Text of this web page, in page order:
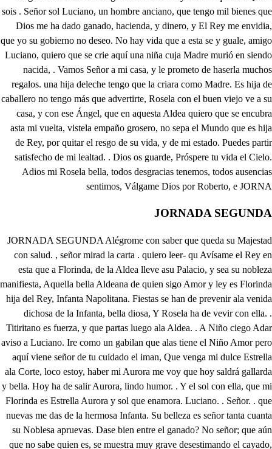
JORNADA SEGUNDA
JORNADA SEGUNDA Alégrome con saber que queda su Majestad con salud. , señor mirad la carta . quiero leer- qu Avísame el Rey en esta que a Florinda, de la Aldea lleve asu Palacio, y sea su nobleza manifiesta, Aquella bella Aldeana de quien sigo Amor y ley es Florinda hija del Rey, Infanta Napolitana. Fiestas se han de prevenir ala venida dichosa de la Infanta, bella diosa, Y Rosela ha de vevir con ella. . Titiritano es fuerza, y que partas luego ala Aldea. . A Niño ciego Adar aviso a Luciano. Ire como un gabilan que alas tiene el Niño Amor pero aquí viene señor de tu cuidado el iman, Que venga mi dulce Estrella ala Corte, loco estoy, haber mi Aurora me voy que hoy saldrá gallarda y bella. Hoy ha de salir Aurora, lindo humor. . Y el sol con ella, que mi Florinda es Estrella Aurora y sol que enamora. Luciano. . Señor. . que nuevas me das de la hermosa Infanta. Su belleza es señor tanta cuanta su Noblesa apruevas. Dase bien entre el ganado? No señor; que aún que no sabe quien es, se muestra muy grave desestimando el cayado, que sus manos de Cristal envidia dan ala Nieve y ella amirar no se atreve su hermosura sin igual. Pues el nácar de sus labios y su alabastrino cuello representan al Sol bello, y aún le causan mil agravios y con aquesta hermosura mezclada con la nobleza, aún que quiebro la cabeza siempre la Corte procura, Esta intención es la suia; Cielos por ella me muero. . Yo por Rosela y yo quiero que mi Hemeneo se concluia, Que gusta poco la Infanta de habitar en el Aldea y la y la Corte en fin desea? Eso mi señor me espanta, que con ser allá criada y cuasi también nacida, en su trato y en su vida siempre la Ciudad le agrada. Adonde Real sangre está, aún que muy oculta sea, no estima Monte, ni Aldea, que a su natural se va. Luciano, su Majestad manda que la Infanta bella claro Sol, luciente Estrella, traigamos a la Ciudad. Temprano será, Luciano, que aunque fiestas ha de haber todo en breve puede ser. Señor eso está en tu mano, y cuando fueres servido tu voluntad cumpliré, pronpro atu gusto estaré, Presto será prevenido, Clenardo a las fiestas dad orden, y Titiritano se partirá con Luciano, Venturoso me llamad todos cuantos escuderos despreciados por mendigos tenéis de Cupido abrigos Hárpagos como embusteros. Luciano, venid comigo, que tengo que hablar con vos de parte (.) Clenardo a Dios, Id con Dios, Luciano amigo Titiritano, tú has visto la hermosa Infanta? (.) Señor vila cuando era menor: Como el contento resisto, Alegrías salid a fuera, y no os queráis encubrir pues mi amor ha de subir a tan luminosa esfera: Pero socorredme Cielos que como es hija de Rey no está sujeta a la ley del Amor, que los desuelos del subir del tosco arado a estado tan superior, puede olvidarse el Amor con la altives del estado. Florindaes, el Sol señor, qué idólatras, y que adoras? adonde de sus Auroras concibiste tanto Amor? En traje de lauradora, en la ribera del Mar vi Titiritano estar este Sol que me enamora. Confieso que estoy rendido a su hermosa gentileza, a su divina belleza, y antes que Pebo atrevido con rayos bellos esmalte el piélago Neptunino, quiero seguir el camino del Aldea. . No le falte, que es mujer, correspondencia, después, señor, que se vea fuera de su humilde Aldea, ya con la Real preminencia. Pues qué haré, Titititano, que por ella peno y muero? El segurarla primero, porque en la Corte es en vano, que como se viere en silla, adonde arrima el gibado la córcoba, es excusado porqu porque entonces no se humilla y si tu Padre supiere que los dos tenéis amor ha de sser mucho peot, Vamos y hazlo que yo hiciere. Vive Dios que antes que llege Ala Corte, he de robarla, y otro no ha de enamorarla, que atanto mi Amor seatreve, Titititano de aquí a la Aldea nos partamos. También tengo Amores vamos que quiza esperan por my, no se cuando he de gozar de mi Rosela querida Ay Florinda de mi vida como me haces desterrar. Ya me contemplo abrazado de Rosela, y me contemplo de favorecido ejemplo, lo? estimado y regalado, Partamos Titiritano, Criados, voy prevenir. Contigo quiero parair aún que le falte a Luciano. d zoguano m Deja esos vanos deseos y ese pensamiento loco, no estimes el traje en poco por cortésanos empleos, y sivillana naciste que te agrada la Ciudad? deja tanta liviandad. En qué liviandad me viste? déjame madre seguir el estilo que me agrada, de la Corte. (. ja mí me enfada el ver que allá quieras ir, Algún día querrá el Cielo hija que a la Corte vamos. Ese intento consigamos sino te causa desuelo, y dime quien fue mi Padre que quiero a el imitra? y si soy hija del mar cómo te llaman mi Madre? En el Mar naciste amiga, y en él tu madre murio. Que no eres mi Madre. . No, si quieres verdad te diga. Quién son mis Padres me cuenta, y en hablar no tardes mucho, Hose un poco. . Ya te escucho cuenta todo! . Estame atenta, Tu Padre noble Florinda, es Rey de Nápoles bella p y sobrino del de Escocia, hijo de su hermana misma, Desterole el Rey su tío de sus estados, por ciertas causas, que sabrás de espacio, y en una Nave ligera pasa el Mar, y anuestro puerto con próspero viento llega casó con tu Madre Arnalda por valentía y nobleza, y por llevar la victoria en unas públicas fiestas. Tu Avuelo el Rey len dio el Reino en que Reinaba, y apenas un año le rige cuando de Escocia le vienen nuevas de la falta de su Rey, por cartas de la Princesa que despojada del Reino ausente y triste se queja, demandando su favor contra una tirana fuerza. Hace Hace tu padre animoso una Armada fuerte y buena, para conquistar a Escocia concruda y sangrienta gerra Tu madre viendo su esposo resuelto, y con tal presteza para partir, ya se ofrece, y con brío ánimo y fuerza intenta pasar a Escocia y ayudarle en tal empresa, Pónese en orden la gente, tremólanse las banderas, Parte el ejército belico, y el Mar entrando izan velas hiba tu infelice Madre ya con la barriga llena cerca de los nueve Meses, y entrando en la Mar soberbia le dan dolores (Ay Cielos) dos largas horas la aprietan, cuando te parió, Florinda, quedando ya cuasi muerta. En blanca Holanda te envuelvo mantillas de fina seda y las Naves hacen salva viendo nacida su Reina. y en tanto rumor de gusto, con un supiro se queda tu bella Madre sin Alma y el cuerpo difunto en tierra, ínchese la Nao deluto, sentimiento el Aire muestra, el claro Sol se escurece. y el Mar sus ondas sosiega, Oh frecimosla a las aguas en una caja bien hecha, y hacia tierra navegando o llegamos en breve haberla. Y acercándose las Naves salimos en esta arena o19 tu Padre y yo, tú en mis brazos, llenos de angullias y penas. Aquí me dejo ha doce años en aquesta umilde Aldea, adonde cual madre propia te he criado Infanta bella, en hábito de villana como tu Padre me ordena. Ya es tiempo hermosa Florinda que dejes la umilde jerga, y en casa del Rey tu Padre vistas Púrpuras y Telas. Válgame el Divino Cielo en fin que no eres mi Madre? y el Rey Roberto es mi Padre? que ventura y desconsuelo. Cuando nuevas de tal bien Dicen que de un Rey sol hija, llega para que me aflija el desconsuelo también. Mi madre en el Mar murió, el Cielo lo quiso ansí, mal afortunada fui pero si Dios lo ordenó, y ha sido su voluntad, gracias por todo! doy, Senhora tu esclava soy, y te he dicho la verdad, avisa el gobernador Henrique, aquien ha dejado tu Padre el Reino encargado, Confiado en su valor; que luego, pues han venido cartas de aviso en que ya sujetó a Escocia, y que esta o su viaje prevenido; que a su Palacio telleve si así se lo ordena el Rey tu Padre, . Su gusto es ley, y obedecer me conviene B2 mas mas qué gente es esta, di, que aquí viene tan armada? Conocida y deseada, pues mi amante viene allí Con esos instrumentos de fuego, pasaréis el traidor pecho que estorbe mis intentos; sirna la arena de funesto lecho aquí en resista, y luego Nápoles muera, que arde Troya en fuego, Señor yo fui leal, no me mandes hacer tan grave cosa Suspecho grande mal, Rosela, pues mi pecho no reposa, Señor aquí te aguardo. Los cazadores son y tu Clenardo. Mi Clenardo, Rosela? en cuanto fui villana, le he adorado, Pero dejerga a tela al mucho que advertir, no le he olvidado Vamos, Titiritano, que un engaño he pensado soberano. Mi gallarda Florinda. tu mano blanca espero. Ten, Clenardo. Que un Áspid no se rinda! besar tus manos, mi señora, aguardo, si tanto he merecido. Ya es otro tiempo, pero no te olvido, A rigurosos Cielos, A tirana cruell a quién adoras? que han trocado los Cielos tus firmes pensamientos en dos horas? pero en fin las mujeres mudan cada momento pareceres. La industria aquí me valga, pues no puedo ablandar un Áspid duro, gente traigo que salga en la ocasión por mi asta estar seguro, animo ánimo pecho mío que me ayuda el Dios Ciego, en él me fío. Aplutón imitando, hurtaré a Proserpina por engaños, y el Mar furioso entrando a Reinos pasare los más extraños, seré de Europa el Toro Robando (al Cielos) ladeidad que adoro. Clenardo esas pistolas vienen para matarme oqué es aquesto? En tu defensa selas, yo y mi gente venimos a este puesto, yala nobleza espera cerca del mar, en su feliz ribera. Como ya de tu padre, venieron cartas que ala corte vayas, viene mi Padre y Madre Caballeros, Criados, damas y Hayas, yo he llegado delante para ser de tu Cielo heroico Atlante. Que en la orilla del Mar toda la gente espera? (.) Sí señora. Rosela ve abuscar vestidos ala Aldea (. J Ya no es hora de esperar por vestidos, que de brocado vienen guarnecidos, las damas de la Corte los traen en el coche (.) pues partamos, El razonar sea Corte. Por esta estrecha senda Infanta vamos que ataja a aquellos prados. Ven Rosela con migo, Andad Criados. Al pie de aquestos Alamos sombríos, entre el Cristal sonoro de estas fuentes que su tributo pagan alos ríos con el claro raudal de sus corrientes? B3 preve, C4- Prevenid los Caballos, cuios bríos desacen el acero entre los dientes, y los Coches esperen en la orilla del Mar, que a aquestos Árboles se umilla, el Aldea esta cerca, y los villanos para balles hacer andan apares, con varios istrumentos en las manos Orfeos del ca